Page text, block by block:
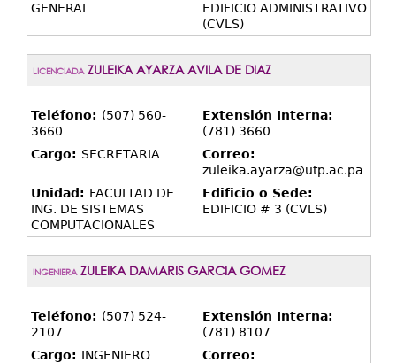
GENERAL
EDIFICIO ADMINISTRATIVO
(CVLS)
LICENCIADA ZULEIKA AYARZA AVILA DE DIAZ
Teléfono: (507) 560-
3660
Extensión Interna:
(781) 3660
Cargo: SECRETARIA
Correo:
zuleika.ayarza@utp.ac.pa
Unidad: FACULTAD DE
ING. DE SISTEMAS
COMPUTACIONALES
Edificio o Sede:
EDIFICIO # 3 (CVLS)
INGENIERA ZULEIKA DAMARIS GARCIA GOMEZ
Teléfono: (507) 524-
2107
Extensión Interna:
(781) 8107
Cargo: INGENIERO
Correo: